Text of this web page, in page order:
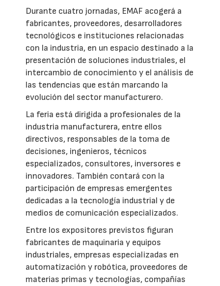
Durante cuatro jornadas, EMAF acogerá a
fabricantes, proveedores, desarrolladores
tecnológicos e instituciones relacionadas
con la industria, en un espacio destinado a la
presentación de soluciones industriales, el
intercambio de conocimiento y el análisis de
las tendencias que están marcando la
evolución del sector manufacturero.
La feria está dirigida a profesionales de la
industria manufacturera, entre ellos
directivos, responsables de la toma de
decisiones, ingenieros, técnicos
especializados, consultores, inversores e
innovadores. También contará con la
participación de empresas emergentes
dedicadas a la tecnología industrial y de
medios de comunicación especializados.
Entre los expositores previstos figuran
fabricantes de maquinaria y equipos
industriales, empresas especializadas en
automatización y robótica, proveedores de
materias primas y tecnologías, compañías